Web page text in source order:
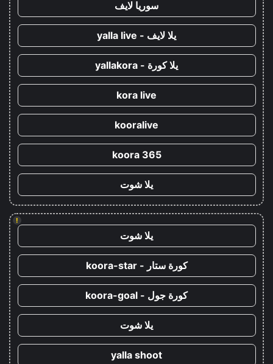
سوريا لايف
يلا لايف - yalla live
يلا كورة - yallakora
kora live
kooralive
koora 365
يلا شوت
!
يلا شوت
كورة ستار - koora-star
كورة جول - koora-goal
يلا شوت
yalla shoot